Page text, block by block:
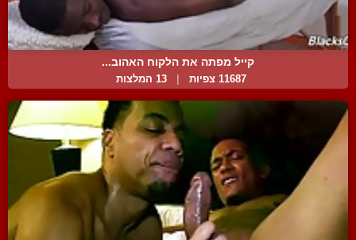
קייל מפתה את הלקוח האהוב...
11687 צפיות 13 המלצות